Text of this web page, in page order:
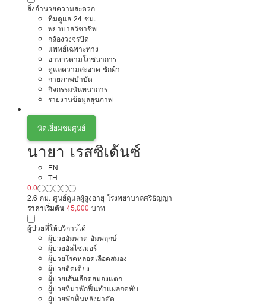
สิ่งอำนวยความสะดวก
ทีมดูแล 24 ชม.
พยาบาลวิชาชีพ
กล้องวงจรปิด
แพทย์เฉพาะทาง
อาหารตามโภชนาการ
ดูแลความสะอาด ซักผ้า
กายภาพบำบัด
กิจกรรมนันทนาการ
รายงานข้อมูลสุขภาพ
นัดเยี่ยมชมศูนย์
นายา เรสซิเด้นซ์
EN
TH
0.0
2.6 กม. ศูนย์ดูแลผู้สูงอายุ โรงพยาบาลศรีธัญญา
ราคาเริ่มต้น 45,000 บาท
ผู้ป่วยที่ให้บริการได้
ผู้ป่วยอัมพาต อัมพฤกษ์
ผู้ป่วยอัลไซเมอร์
ผู้ป่วยโรคหลอดเลือดสมอง
ผู้ป่วยติดเตียง
ผู้ป่วยเส้นเลือดสมองแตก
ผู้ป่วยที่มาพักฟื้นทำแผลกดทับ
ผู้ป่วยพักฟื้นหลังผ่าตัด